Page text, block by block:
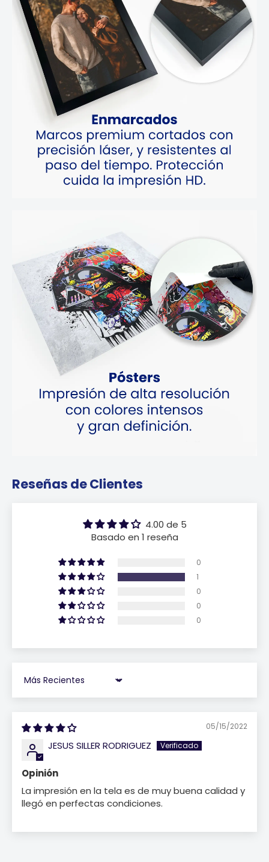
Reseñas de Clientes
4.00 de 5
Basado en 1 reseña
0
1
0
0
0
Sort by
05/15/2022
JESUS SILLER RODRIGUEZ
Opinión
La impresión en la tela es de muy buena calidad y
llegó en perfectas condiciones.